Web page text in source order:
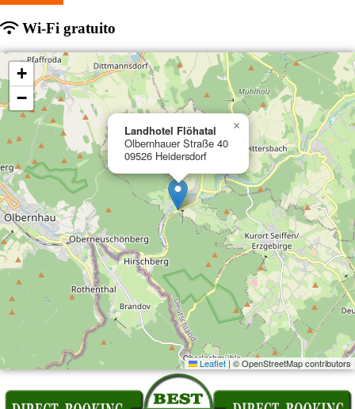
Wi-Fi gratuito
Landhotel Flöhatal
Olbernhauer Straße 40
09526 Heidersdorf
×
+
−
Leaflet| © OpenStreetMap contributors